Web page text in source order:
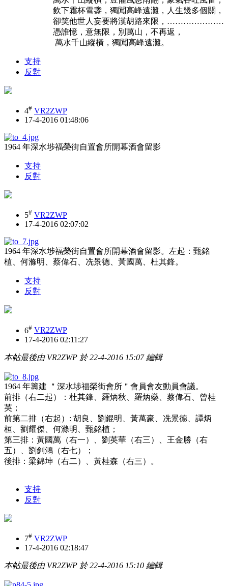
飲下霜杯雪盞，獨闖高峰遠灘，人生幾多個關，
卻笑他世人妄要將漢胡路來限，…………………
憑誰憶，意無限，別萬山，不再返，
萬水千山縱橫，獨闖高峰遠灘。
支持
反對
4# VR2ZWP
17-4-2016 01:48:06
1964 年深水埗福榮街自置會所開幕酒會留影
支持
反對
5# VR2ZWP
17-4-2016 02:07:02
1964 年深水埗福榮街自置會所開幕酒會留影。左起：甄銘
植、何滌明、蔡偉石、冼景德、黃國萬、杜其鋒。
支持
反對
6# VR2ZWP
17-4-2016 02:11:27
本帖最後由 VR2ZWP 於 22-4-2016 15:07 編輯
1964 年籌建 ＂深水埗福榮街會所＂會員會友動員會議。
前排（右二起）：杜其鋒、羅炳秋、羅炳燊、蔡偉石、曾桂
英；
前第二排（右起）: 胡良、劉錕明、黃萬豪、冼景德、譚炳
桓、劉耀傑、何滌明、甄銘植；
第三排：黃國萬（右一）、劉英華（右三）、王金勝（右
五）、劉釗鴻（右七）；
後排：梁錦坤（右二）、黃桂森（右三）。
支持
反對
7# VR2ZWP
17-4-2016 02:18:47
本帖最後由 VR2ZWP 於 22-4-2016 15:10 編輯